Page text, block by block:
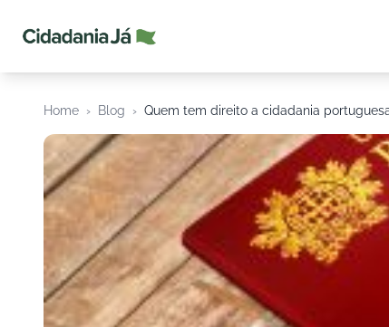
Home › Blog › Quem tem direito a cidadania